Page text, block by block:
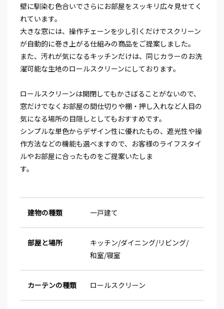
壁に馴染む色合いでさらにお部屋をスッキリ広々見せてく
れています。
大きな窓には、操作チェーンを少し引くだけでスクリーン
が自動的に巻き上がる仕組みの商品をご提案しました。
また、汚れが気になるキッチンだけは、同じカラーのお洗
濯可能な生地のロールスクリーンにしております。
ロールスクリーンは開閉してもかさばることがないので、
窓だけでなくお部屋の間仕切りや棚・押し入れなど人目の
気になる場所の目隠しとしてもおすすめです。
シンプルな単色からデザイン性に優れたもの、遮光性や操
作方法などの機能も選べますので、お客様のライフスタイ
ルやお部屋に合ったものをご提案いたしま
す。
建物の種類 一戸建て
部屋と場所 キッチン ダイニング リビング
和室 寝室
カーテンの種類 ロールスクリーン